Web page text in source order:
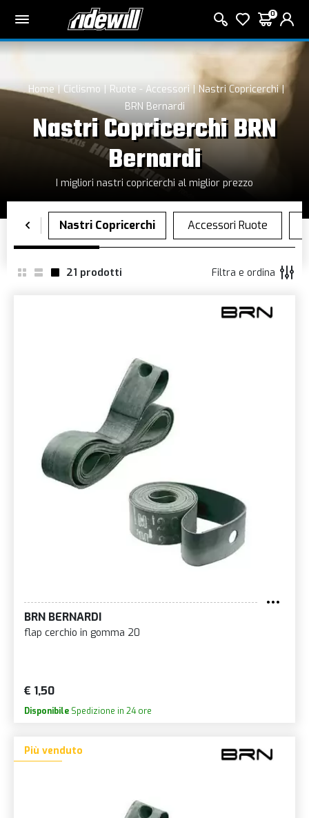
0
Home Ciclismo Ruote - Accessori
Nastri Copricerchi
BRN Bernardi
Nastri Copricerchi BRN
Bernardi
I migliori nastri copricerchi al miglior prezzo
21 prodotti Filtra e ordina
BRN BERNARDI
flap cerchio in gomma 20
€ 1,50
Disponibile Spedizione in 24 ore
Più venduto